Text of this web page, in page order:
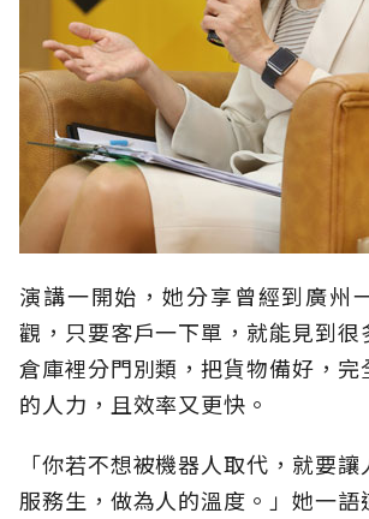
演講一開始，她分享曾經到廣州
觀，只要客戶一下單，就能見到很
倉庫裡分門別類，把貨物備好，完
的人力，且效率又更快。
「你若不想被機器人取代，就要
服務生，做為人的溫度。」她一語